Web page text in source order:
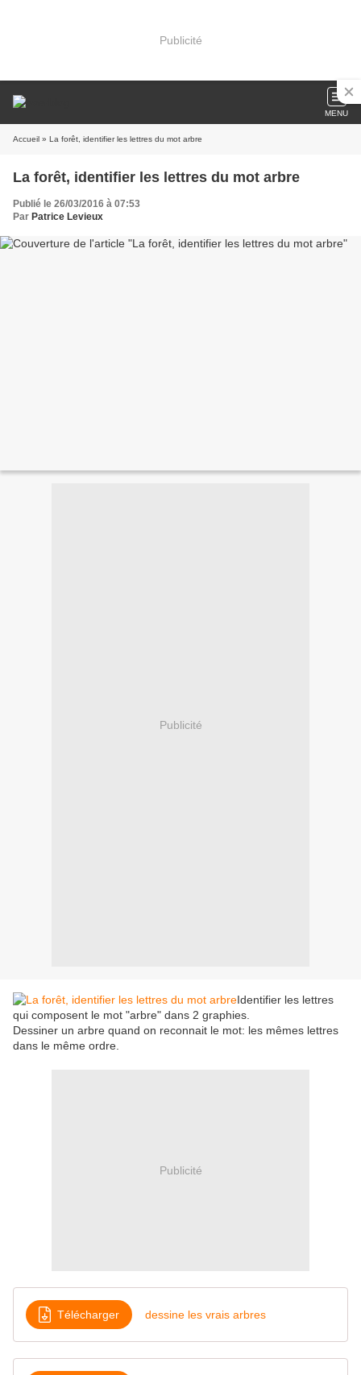
Publicité
MENU
Accueil » La forêt, identifier les lettres du mot arbre
La forêt, identifier les lettres du mot arbre
Publié le 26/03/2016 à 07:53
Par Patrice Levieux
Publicité
Identifier les lettres
qui composent le mot "arbre" dans 2 graphies.
Dessiner un arbre quand on reconnait le mot: les mêmes lettres
dans le même ordre.
Publicité
Télécharger dessine les vrais arbres